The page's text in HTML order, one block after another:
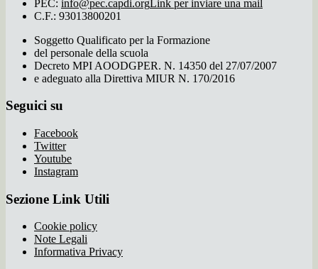
PEC: info@pec.capdi.orgLink per inviare una mail
C.F.: 93013800201
Soggetto Qualificato per la Formazione
del personale della scuola
Decreto MPI AOODGPER. N. 14350 del 27/07/2007
e adeguato alla Direttiva MIUR N. 170/2016
Seguici su
Facebook
Twitter
Youtube
Instagram
Sezione Link Utili
Cookie policy
Note Legali
Informativa Privacy